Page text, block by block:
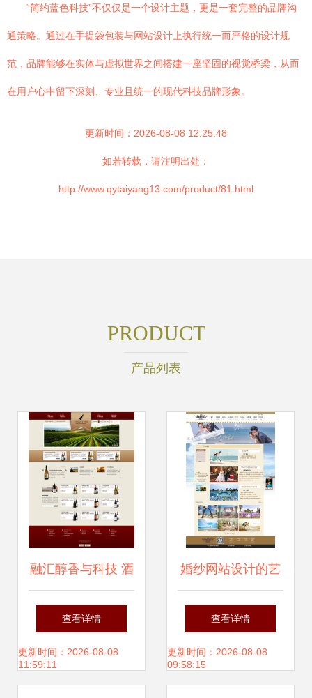
“简约蓝色科技”不仅仅是一个设计主题，更是一套完整的品牌沟
通策略。通过在手提袋包装与网站设计上执行统一而严格的设计规
范，品牌能够在实体与虚拟世界之间搭建一座坚固的视觉桥梁，从而
在用户心中留下深刻、专业且统一的现代科技品牌形象。
更新时间：2026-08-08 12:25:48
如若转载，请注明出处：
http://www.qytaiyang13.com/product/81.html
PRODUCT
产品列表
融汇醇香与科技 酒
类网站设计稿的艺
术与功能性解析
查看详情
更新时间：2026-08-08
11:59:11
婚纱网站设计的艺
术 从核心理念到视
觉落地的全方位指
查看详情
更新时间：2026-08-08
09:58:15